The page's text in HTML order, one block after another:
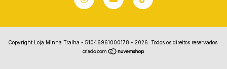
Copyright Loja Minha Tralha - 51046961000178 - 2026. Todos os direitos reservados.